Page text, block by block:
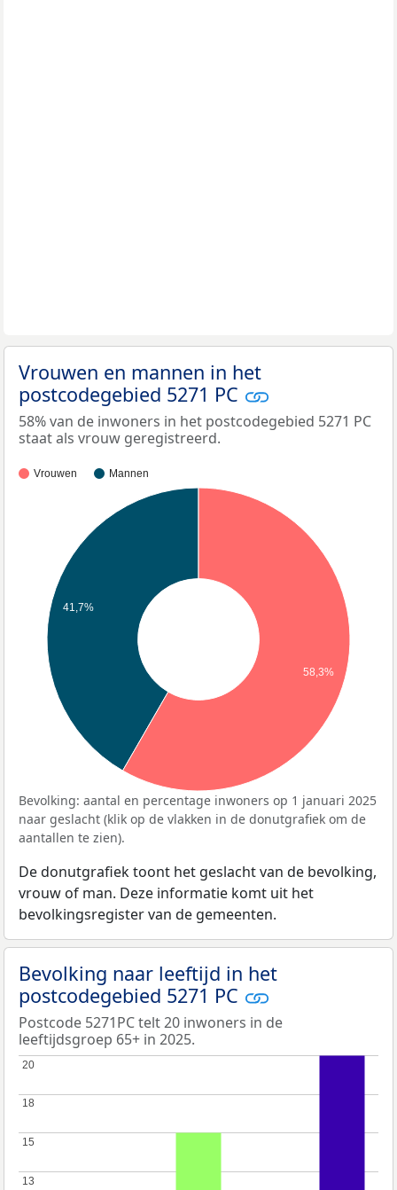
Vrouwen en mannen in het
postcodegebied 5271 PC
58% van de inwoners in het postcodegebied 5271 PC
staat als vrouw geregistreerd.
Vrouwen Mannen
41,7%
58,3%
Bevolking: aantal en percentage inwoners op 1 januari 2025
naar geslacht (klik op de vlakken in de donutgrafiek om de
aantallen te zien).
De donutgrafiek toont het geslacht van de bevolking,
vrouw of man. Deze informatie komt uit het
bevolkingsregister van de gemeenten.
Bevolking naar leeftijd in het
postcodegebied 5271 PC
Postcode 5271PC telt 20 inwoners in de
leeftijdsgroep 65+ in 2025.
13
13
15
15
18
18
20
20